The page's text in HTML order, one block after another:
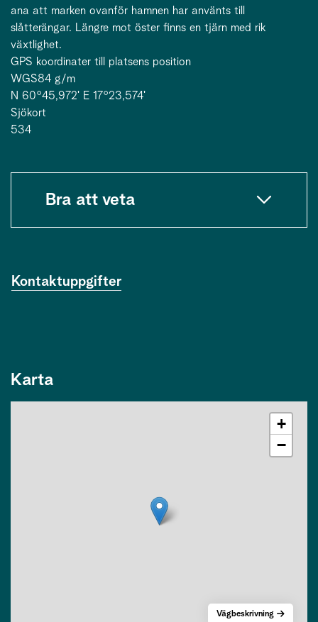
ana att marken ovanför hamnen har använts till
slåtterängar. Längre mot öster finns en tjärn med rik
växtlighet.
GPS koordinater till platsens position
WGS84 g/m
N 60°45,972ʹ E 17°23,574ʹ
Sjökort
534
Bra att veta
Kontaktuppgifter
Karta
+
−
Vägbeskrivning